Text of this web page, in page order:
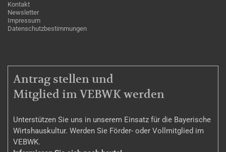
Kontakt
Newsletter
Impressum
Datenschutzbestimmungen
MITGLIEDSCHAFT
Antrag stellen und
Mitglied im VEBWK werden
Unterstützen Sie uns in unserem Einsatz für die Bayerische
Wirtshauskultur. Werden Sie Förder- oder Vollmitglied im
VEBWK.